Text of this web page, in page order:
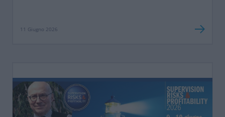
11 Giugno 2026